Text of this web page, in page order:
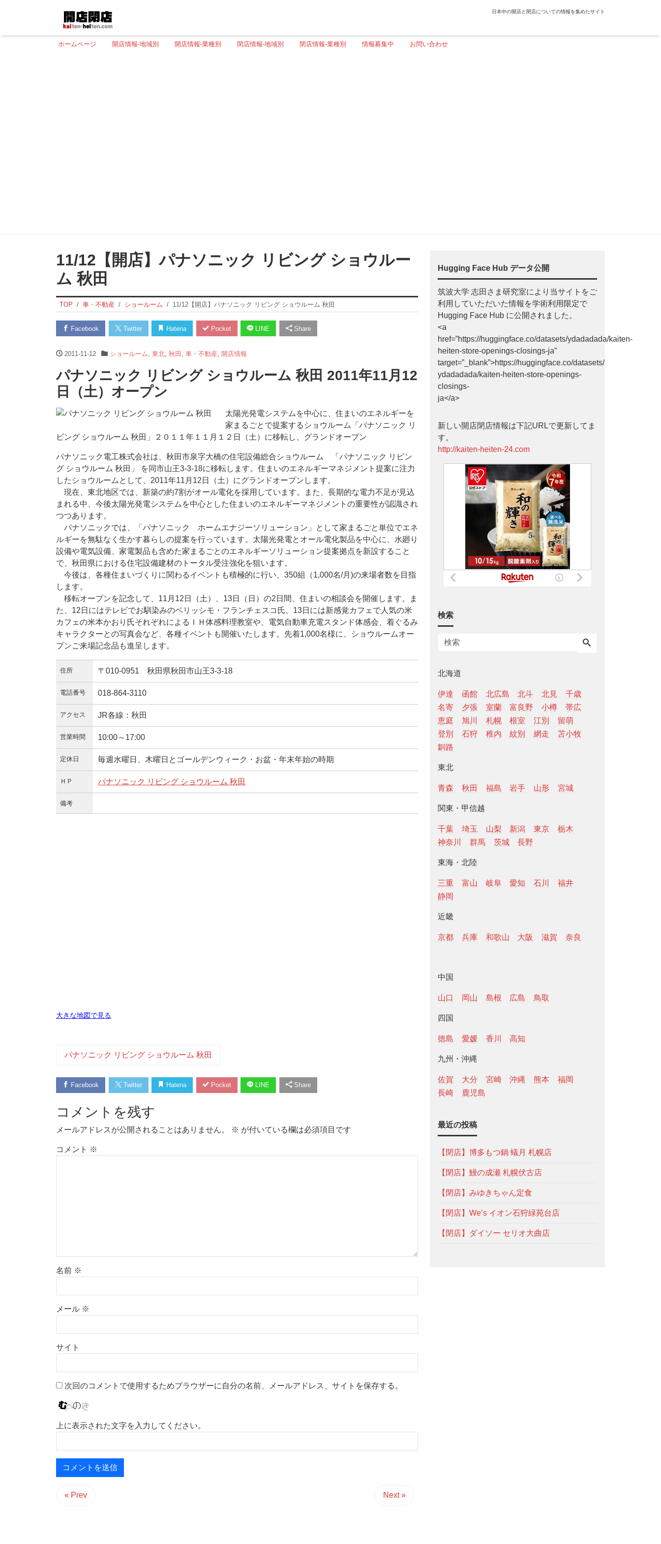
日本中の開店と閉店についての情報を集めたサイト
ホームページ 開店情報-地域別 開店情報-業種別 閉店情報-地域別 閉店情報-業種別 情報募集中 お問い合わせ
11/12【開店】パナソニック リビング ショウルー
ム 秋田
TOP 車・不動産 ショールーム 11/12【開店】パナソニック リビング ショウルーム 秋田
Facebook Twitter Hatena Pocket LINE Share
2011-11-12 ショールーム 東北, 秋田 車・不動産 開店情報
パナソニック リビング ショウルーム 秋田 2011年11月12
日（土）オープン
太陽光発電システムを中心に、住まいのエネルギーを
家まるごとで提案するショウルーム「パナソニック リ
ビング ショウルーム 秋田」２０１１年１１月１２日（土）に移転し、グランドオープン
パナソニック電工株式会社は、秋田市泉字大橋の住宅設備総合ショウルーム 「パナソニック リビン
グ ショウルーム 秋田」 を同市山王3-3-18に移転します。住まいのエネルギーマネジメント提案に注力
したショウルームとして、2011年11月12日（土）にグランドオープンします。
現在、東北地区では、新築の約7割がオール電化を採用しています。また、長期的な電力不足が見込
まれる中、今後太陽光発電システムを中心とした住まいのエネルギーマネジメントの重要性が認識され
つつあります。
パナソニックでは、「パナソニック ホームエナジーソリューション」として家まるごと単位でエネ
ルギーを無駄なく生かす暮らしの提案を行っています。太陽光発電とオール電化製品を中心に、水廻り
設備や電気設備、家電製品も含めた家まるごとのエネルギーソリューション提案拠点を新設すること
で、秋田県における住宅設備建材のトータル受注強化を狙います。
今後は、各種住まいづくりに関わるイベントも積極的に行い、350組（1,000名/月)の来場者数を目指
します。
移転オープンを記念して、11月12日（土）、13日（日）の2日間、住まいの相談会を開催します。ま
た、12日にはテレビでお馴染みのベリッシモ・フランチェスコ氏、13日には新感覚カフェで人気の米
カフェの米本かおり氏それぞれによるＩＨ体感料理教室や、電気自動車充電スタンド体感会、着ぐるみ
キャラクターとの写真会など、各種イベントも開催いたします。先着1,000名様に、ショウルームオー
プンご来場記念品も進呈します。
住所 〒010-0951 秋田県秋田市山王3-3-18
電話番号 018-864-3110
アクセス JR各線：秋田
営業時間 10:00～17:00
定休日 毎週水曜日、木曜日とゴールデンウィーク・お盆・年末年始の時期
ＨＰ パナソニック リビング ショウルーム 秋田
備考
大きな地図で見る
パナソニック リビング ショウルーム 秋田
Facebook Twitter Hatena Pocket LINE Share
コメントを残す
メールアドレスが公開されることはありません。 ※ が付いている欄は必須項目です
コメント ※
名前 ※
メール ※
サイト
次回のコメントで使用するためブラウザーに自分の名前、メールアドレス、サイトを保存する。
上に表示された文字を入力してください。
« Prev Next »
Hugging Face Hub データ公開
筑波大学 志田さま研究室により当サイトをご
利用していただいた情報を学術利用限定で
Hugging Face Hub に公開されました。
<a
href=”https://huggingface.co/datasets/ydadadada/kaiten-
heiten-store-openings-closings-ja”
target=”_blank”>https://huggingface.co/datasets/
ydadadada/kaiten-heiten-store-openings-
closings-
ja</a>
新しい開店閉店情報は下記URLで更新してま
す。
http://kaiten-heiten-24.com
検索
北海道
伊達 函館 北広島 北斗 北見
千歳
名寄
夕張 室蘭 富良野 小樽
帯広
恵庭
旭川 札幌 根室 江別
留萌
登別
石狩 稚内 紋別 網走
苫小牧
釧路
東北
青森 秋田 福島 岩手 山形 宮城
関東・甲信越
千葉 埼玉 山梨 新潟 東京
栃木
神奈川
群馬 茨城 長野
東海・北陸
三重 富山 岐阜 愛知 石川
福井
静岡
近畿
京都 兵庫 和歌山 大阪 滋賀 奈良
中国
山口 岡山 島根 広島 鳥取
四国
徳島 愛媛 香川 高知
九州・沖縄
佐賀 大分 宮崎 沖縄 熊本
福岡
長崎
鹿児島
最近の投稿
【閉店】博多もつ鍋 蟻月 札幌店
【閉店】鰻の成瀬 札幌伏古店
【閉店】みゆきちゃん定食
【閉店】We’s イオン石狩緑苑台店
【閉店】ダイソー セリオ大曲店